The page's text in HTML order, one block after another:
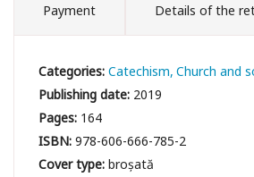
Payment Details of the
Categories:Catechism Church and
Publishing date: 2019
Pages: 164
ISBN:978-606-666-785-2
Cover type:broșată